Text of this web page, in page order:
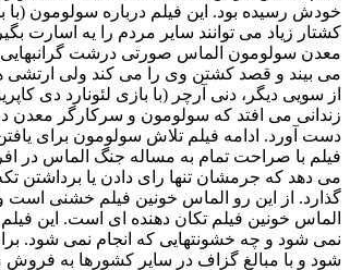
خودش رسیده بود. این فیلم درباره سولومون (با
کشتار زیاد می توانند سایر مردم را یه اسارت
معدن سولومون الماس صورتی درشت گرانبهایی
می بیند و قصد کشتن وی را می کند ولی ارتشی
از سویی دیگر، دنی آرچر (با بازی لئونارد دی
زندانی می افتد که سولومون و سرکارگر معدن
دست آورد. ادامه فیلم تلاش سولومون برای
فیلم با صراحت تمام به مساله جنگ الماس در
می دهد که جرمشان تنها رای دادن یا
گذارد. از این رو الماس خونین فیلم خشنی است
الماس خونین فیلم تکان دهنده ای است. این
نمی شود و چه خشونتهایی که انجام نمی شود.
شود و با مبالغ گزاف در سایر کشورها به